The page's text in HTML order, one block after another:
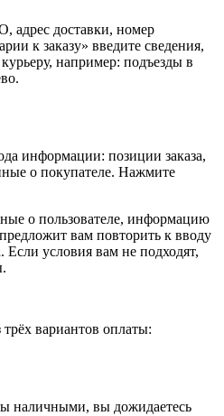
адрес доставки, номер
к заказу» введите сведения,
например: подъезды в
информации: позиции заказа,
о покупателе. Нажмите
о пользователе, информацию
вам повторить к вводу
Если условия вам не подходят,
вариантов оплаты:
наличными, вы дожидаетесь